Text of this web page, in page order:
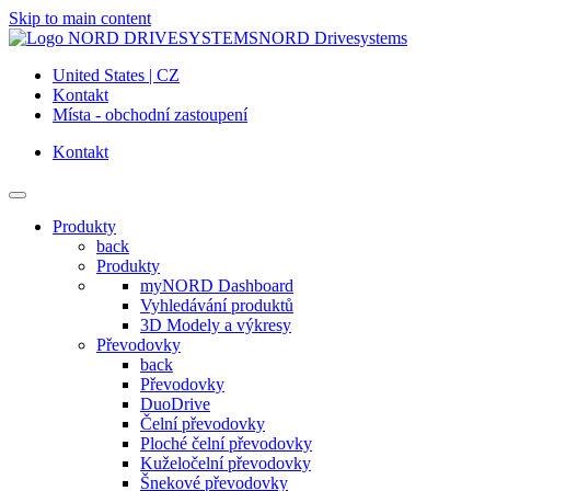
Skip to main content
NORD Drivesystems
United States | CZ
Kontakt
Místa - obchodní zastoupení
Kontakt
Produkty
back
Produkty
myNORD Dashboard
Vyhledávání produktů
3D Modely a výkresy
Převodovky
back
Převodovky
DuoDrive
Čelní převodovky
Ploché čelní převodovky
Kuželočelní převodovky
Šnekové převodovky